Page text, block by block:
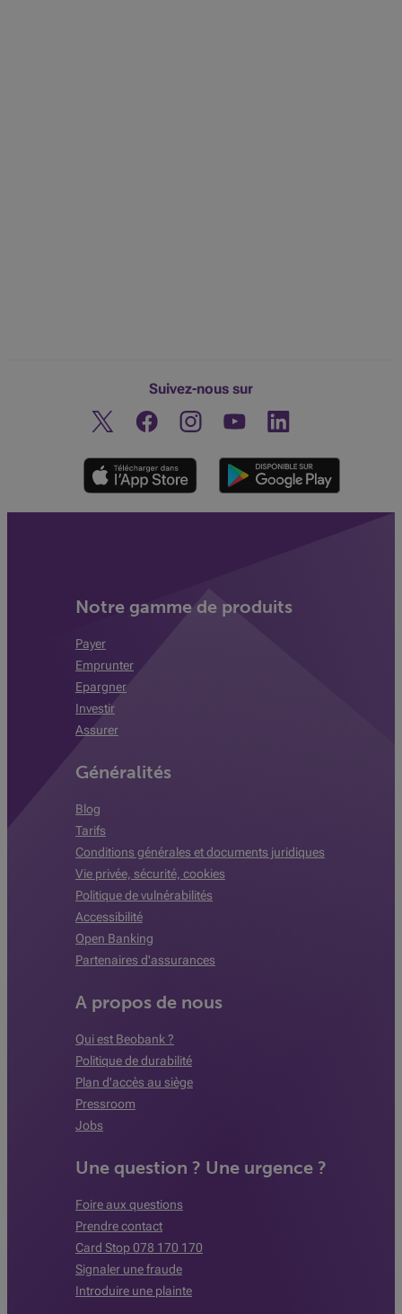
Suivez-nous sur
Twitter FacebookInstagramDécouvrez notre chaine
Linkedin
Notre gamme de produits
Payer
Emprunter
Epargner
Investir
Assurer
Généralités
Blog
Tarifs
Conditions générales et documents juridiques
Vie privée, sécurité, cookies
Politique de vulnérabilités
Accessibilité
Open Banking
Partenaires d'assurances
A propos de nous
Qui est Beobank ?
Politique de durabilité
Plan d'accès au siège
Pressroom
Jobs
Une question ? Une urgence ?
Foire aux questions
Prendre contact
Card Stop 078 170 170
Signaler une fraude
Introduire une plainte